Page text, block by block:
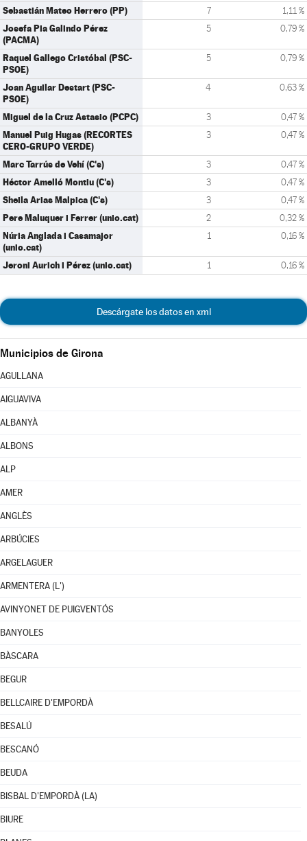
Sebastián Mateo Herrero (PP) 7 1,11 %
Josefa Pia Galindo Pérez
(PACMA)
5 0,79 %
Raquel Gallego Cristóbal (PSC-
PSOE)
5 0,79 %
Joan Aguilar Destart (PSC-
PSOE)
4 0,63 %
Miguel de la Cruz Astasio (PCPC) 3 0,47 %
Manuel Puig Hugas (RECORTES
CERO-GRUPO VERDE)
3 0,47 %
Marc Tarrús de Vehí (C's) 3 0,47 %
Héctor Amelló Montiu (C's) 3 0,47 %
Sheila Arias Malpica (C's) 3 0,47 %
Pere Maluquer i Ferrer (unio.cat) 2 0,32 %
Núria Anglada i Casamajor
(unio.cat)
1 0,16 %
Jeroni Aurich i Pérez (unio.cat) 1 0,16 %
Descárgate los datos en xml
Municipios de Girona
AGULLANA
AIGUAVIVA
ALBANYÀ
ALBONS
ALP
AMER
ANGLÈS
ARBÚCIES
ARGELAGUER
ARMENTERA (L')
AVINYONET DE PUIGVENTÓS
BANYOLES
BÀSCARA
BEGUR
BELLCAIRE D'EMPORDÀ
BESALÚ
BESCANÓ
BEUDA
BISBAL D'EMPORDÀ (LA)
BIURE